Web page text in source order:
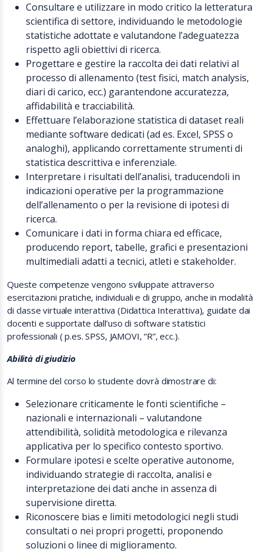
Consultare e utilizzare in modo critico la letteratura
scientifica di settore, individuando le metodologie
statistiche adottate e valutandone l’adeguatezza
rispetto agli obiettivi di ricerca.
Progettare e gestire la raccolta dei dati relativi al
processo di allenamento (test fisici, match analysis,
diari di carico, ecc.) garantendone accuratezza,
affidabilità e tracciabilità.
Effettuare l’elaborazione statistica di dataset reali
mediante software dedicati (ad es. Excel, SPSS o
analoghi), applicando correttamente strumenti di
statistica descrittiva e inferenziale.
Interpretare i risultati dell’analisi, traducendoli in
indicazioni operative per la programmazione
dell’allenamento o per la revisione di ipotesi di
ricerca.
Comunicare i dati in forma chiara ed efficace,
producendo report, tabelle, grafici e presentazioni
multimediali adatti a tecnici, atleti e stakeholder.
Queste competenze vengono sviluppate attraverso
esercitazioni pratiche, individuali e di gruppo, anche in modalità
di classe virtuale interattiva (Didattica Interattiva), guidate dai
docenti e supportate dall’uso di software statistici
professionali ( p.es. SPSS, JAMOVI, “R”, ecc.).
Abilità di giudizio
Al termine del corso lo studente dovrà dimostrare di:
Selezionare criticamente le fonti scientifiche –
nazionali e internazionali – valutandone
attendibilità, solidità metodologica e rilevanza
applicativa per lo specifico contesto sportivo.
Formulare ipotesi e scelte operative autonome,
individuando strategie di raccolta, analisi e
interpretazione dei dati anche in assenza di
supervisione diretta.
Riconoscere bias e limiti metodologici negli studi
consultati o nei propri progetti, proponendo
soluzioni o linee di miglioramento.